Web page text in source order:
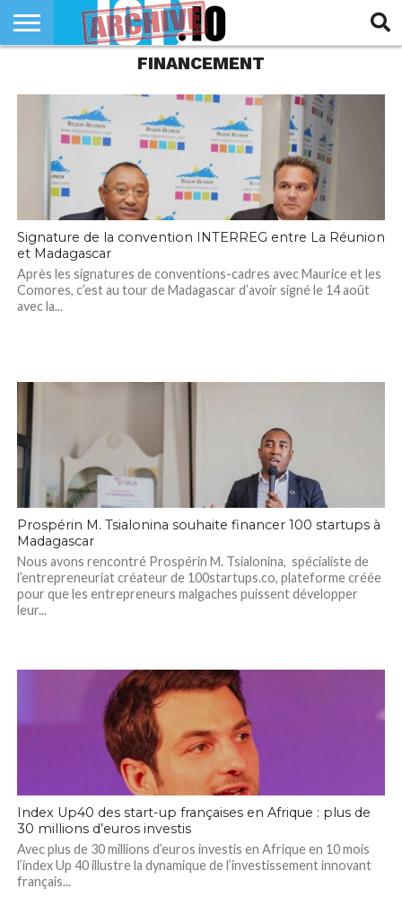
FINANCEMENT
Signature de la convention INTERREG entre La Réunion
et Madagascar
Après les signatures de conventions-cadres avec Maurice et les
Comores, c’est au tour de Madagascar d’avoir signé le 14 août
avec la...
Prospérin M. Tsialonina souhaite financer 100 startups à
Madagascar
Nous avons rencontré Prospérin M. Tsialonina, spécialiste de
l’entrepreneuriat créateur de 100startups.co, plateforme créée
pour que les entrepreneurs malgaches puissent développer
leur...
Index Up40 des start-up françaises en Afrique : plus de
30 millions d’euros investis
Avec plus de 30 millions d’euros investis en Afrique en 10 mois
l’index Up 40 illustre la dynamique de l’investissement innovant
français...